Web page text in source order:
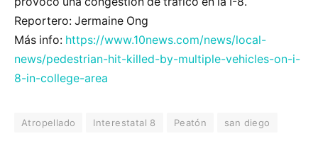
Reportero: Jermaine Ong
Más info: https://www.10news.com/news/local-
news/pedestrian-hit-killed-by-multiple-vehicles-on-i-
8-in-college-area
Atropellado Interestatal 8 Peatón san diego